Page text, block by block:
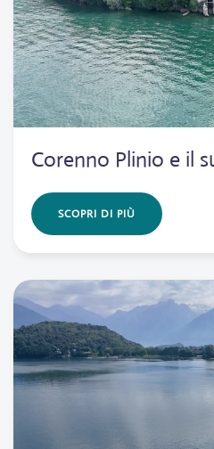
Corenno Plinio e il
SCOPRI DI PIÙ